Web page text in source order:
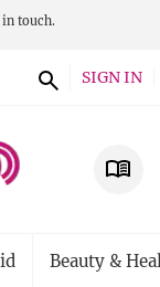
in touch.
SIGN IN
Beauty &